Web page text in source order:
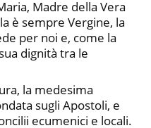
Madre della Vera
è sempre Vergine, la
per noi e, come la
dignità tra le
la medesima
sugli Apostoli, e
ecumenici e locali.